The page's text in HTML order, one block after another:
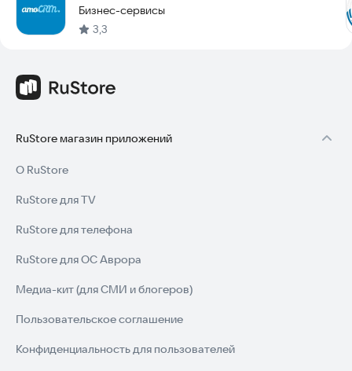
Бизнес-сервисы
3,3
RuStore магазин приложений
О RuStore
RuStore для TV
RuStore для телефона
RuStore для ОС Аврора
Медиа-кит (для СМИ и блогеров)
Пользовательское соглашение
Конфиденциальность для пользователей